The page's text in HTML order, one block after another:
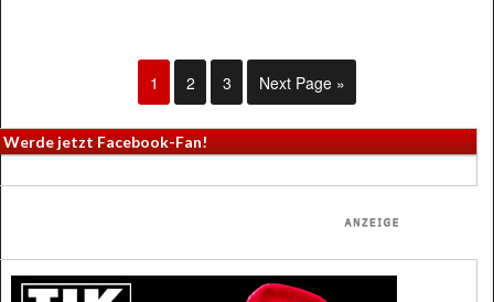
1 2 3 Next Page »
Werde jetzt Facebook-Fan!